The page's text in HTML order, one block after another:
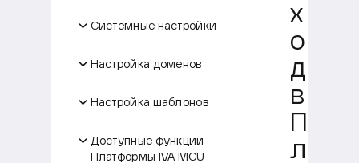
Системные настройки
Настройка доменов
Настройка шаблонов
Доступные функции
Платформы IVA MCU
х
о
д
в
л